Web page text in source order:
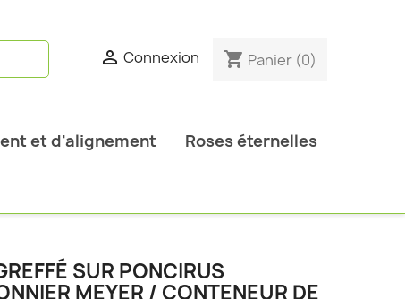
 Connexion shopping_cart Panier (0)
et d'alignement Roses éternelles
SUR PONCIRUS
MEYER / CONTENEUR DE